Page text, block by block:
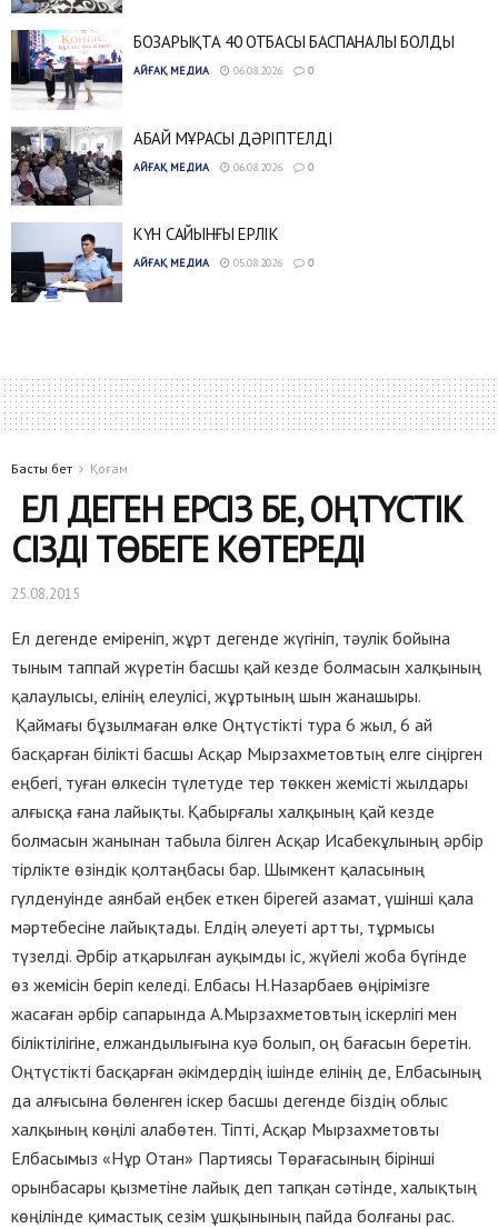
БОЗАРЫҚТА 40 ОТБАСЫ БАСПАНАЛЫ БОЛДЫ
АЙҒАҚ МЕДИА 06.08.2026 0
АБАЙ МҰРАСЫ ДӘРІПТЕЛДІ
АЙҒАҚ МЕДИА 06.08.2026 0
КҮН САЙЫНҒЫ ЕРЛІК
АЙҒАҚ МЕДИА 05.08.2026 0
Басты бет Қоғам
ЕЛ ДЕГЕН ЕРСІЗ БЕ, ОҢТҮСТІК
СІЗДІ ТӨБЕГЕ КӨТЕРЕДІ
25.08.2015
Ел дегенде еміреніп, жұрт дегенде жүгініп, тәулік бойына
тыным таппай жүретін басшы қай кезде болмасын халқының
қалаулысы, елінің елеулісі, жұртының шын жанашыры.
Қаймағы бұзылмаған өлке Оңтүстікті тура 6 жыл, 6 ай
басқарған білікті басшы Асқар Мырзахметовтың елге сіңірген
еңбегі, туған өлкесін түлетуде тер төккен жемісті жылдары
алғысқа ғана лайықты. Қабырғалы халқының қай кезде
болмасын жанынан табыла білген Асқар Исабекұлының әрбір
тірлікте өзіндік қолтаңбасы бар. Шымкент қаласының
гүлденуінде аянбай еңбек еткен бірегей азамат, үшінші қала
мәртебесіне лайықтады. Елдің әлеуеті артты, тұрмысы
түзелді. Әрбір атқарылған ауқымды іс, жүйелі жоба бүгінде
өз жемісін беріп келеді. Елбасы Н.Назарбаев өңірімізге
жасаған әрбір сапарында А.Мырзахметовтың іскерлігі мен
біліктілігіне, елжандылығына куә болып, оң бағасын беретін.
Оңтүстікті басқарған әкімдердің ішінде елінің де, Елбасының
да алғысына бөленген іскер басшы дегенде біздің облыс
халқының көңілі алабөтен. Тіпті, Асқар Мырзахметовты
Елбасымыз «Нұр Отан» Партиясы Төрағасының бірінші
орынбасары қызметіне лайық деп тапқан сәтінде, халықтың
көңілінде қимастық сезім ұшқынының пайда болғаны рас.